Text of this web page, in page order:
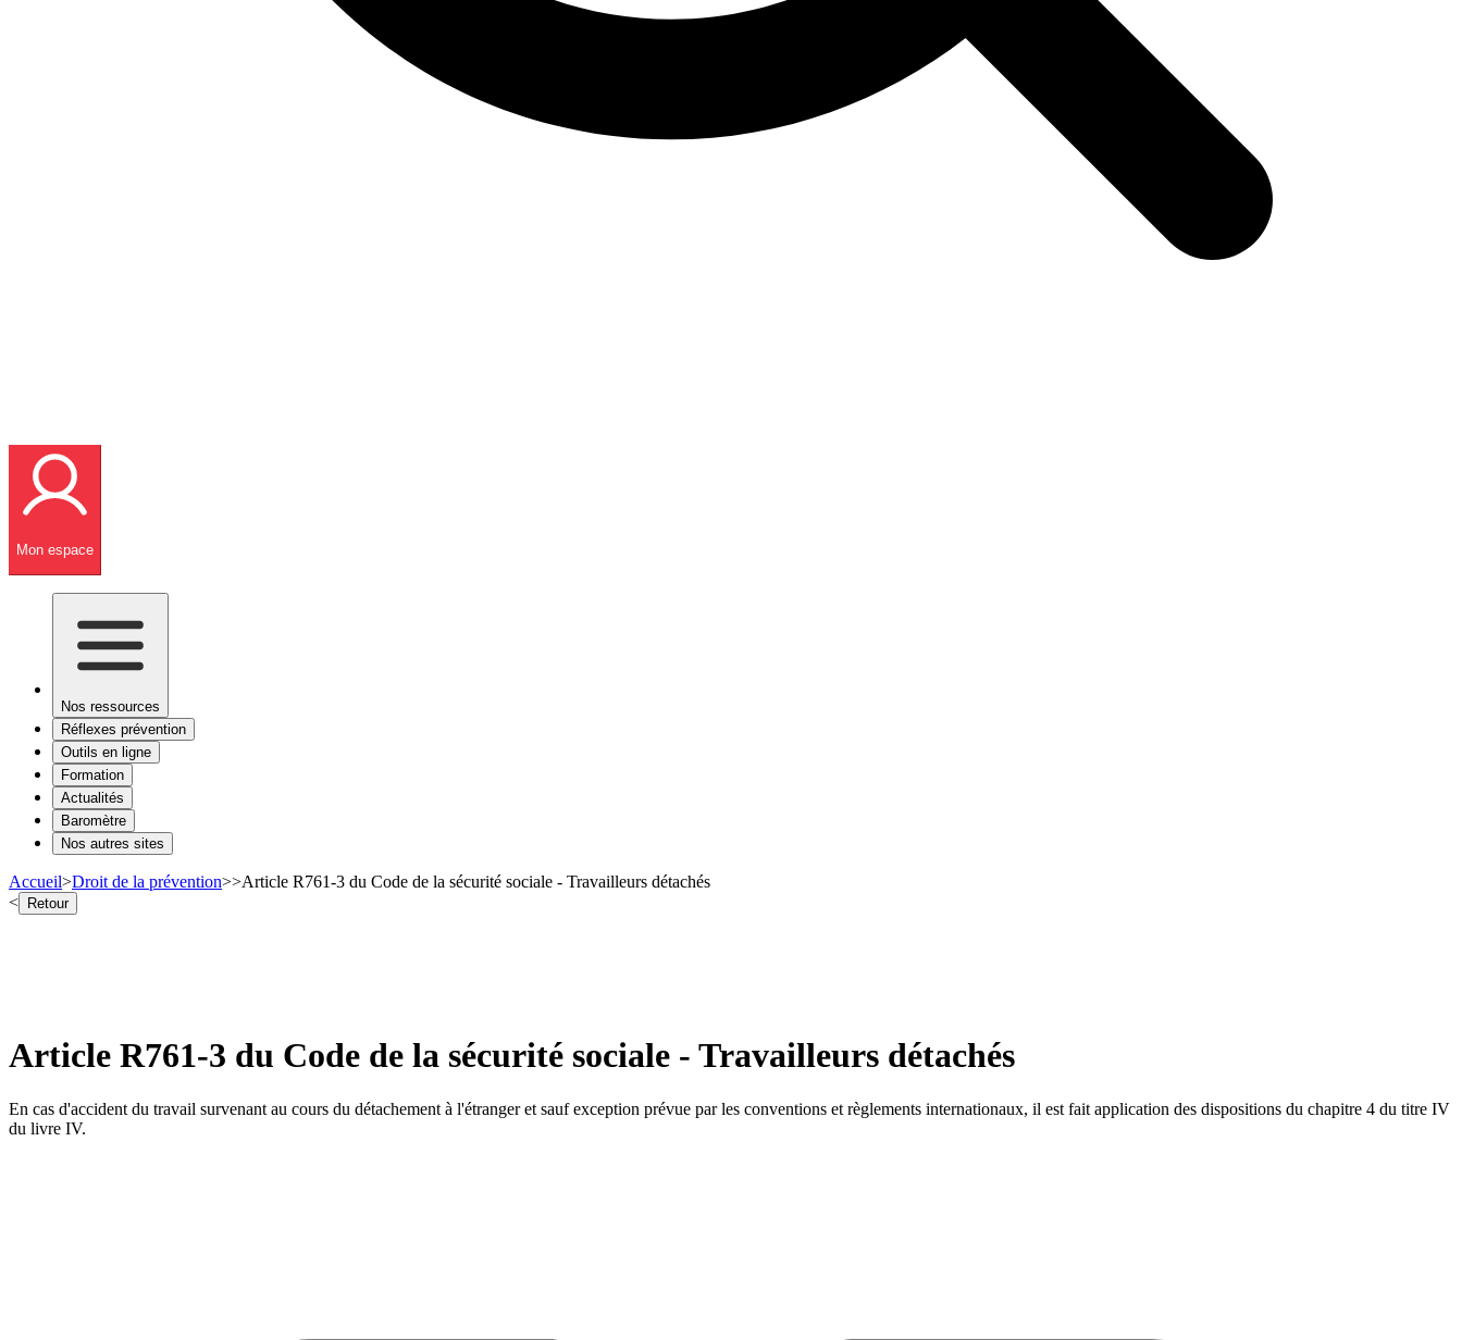
Mon espace
Nos ressources
Réflexes prévention
Outils en ligne
Formation
Actualités
Baromètre
Nos autres sites
Accueil>Droit de la prévention>>Article R761-3 du Code de la sécurité sociale - Travailleurs détachés
< Retour
Article R761-3 du Code de la sécurité sociale - Travailleurs détachés
En cas d'accident du travail survenant au cours du détachement à l'étranger et sauf exception prévue par les conventions et règlements internationaux, il est fait application des dispositions du chapitre 4 du titre IV
du livre IV.